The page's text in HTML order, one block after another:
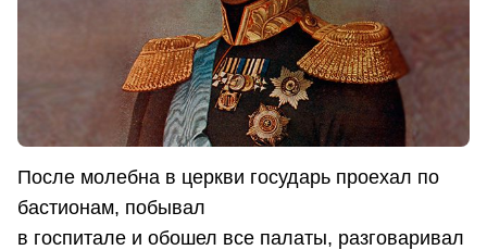
После молебна в церкви государь проехал по
бастионам, побывал
в госпитале и обошел все палаты, разговаривал